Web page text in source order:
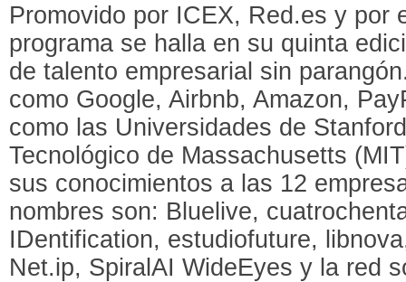
Promovido por ICEX, Red.es y por
programa se halla en su quinta
de talento empresarial sin
como Google, Airbnb, Amazon,
como las Universidades de
Tecnológico de Massachusetts
sus conocimientos a las 12
nombres son: Bluelive,
IDentification, estudiofuture,
Net.ip, SpiralAI WideEyes y la red